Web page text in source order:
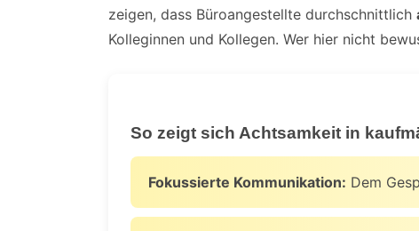
zeigen, dass Büroangestellte durchschnittlich
Kolleginnen und Kollegen. Wer hier nicht
So zeigt sich Achtsamkeit in
Fokussierte Kommunikation: Dem